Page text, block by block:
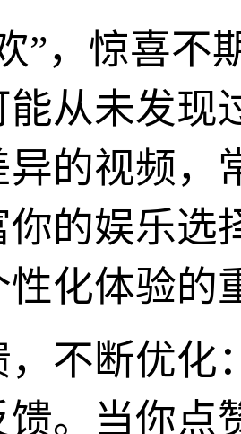
”，惊喜不
能从未发现
异的视频，
的娱乐选
性化体验的
，不断优化
。当你点